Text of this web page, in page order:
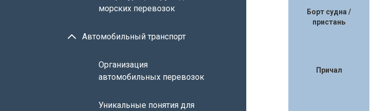
морских перевозок
Автомобильный транспорт
Организация
автомобильных перевозок
Уникальные понятия для
Борт судна /
пристань
Причал